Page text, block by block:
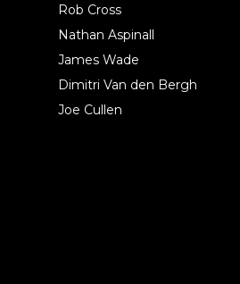
Rob Cross
Nathan Aspinall
James Wade
Dimitri Van den Bergh
Joe Cullen